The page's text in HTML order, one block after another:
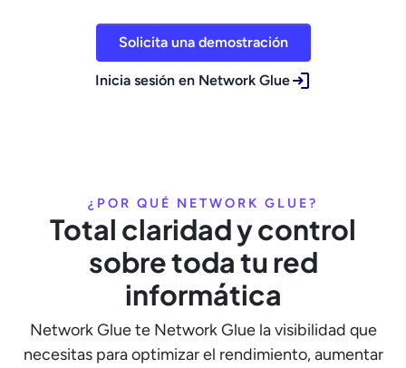
Solicita una demostración
Inicia sesión en Network Glue
¿POR QUÉ NETWORK GLUE?
Total claridad y control
sobre toda tu red
informática
Network Glue te Network Glue la visibilidad que
necesitas para optimizar el rendimiento, aumentar